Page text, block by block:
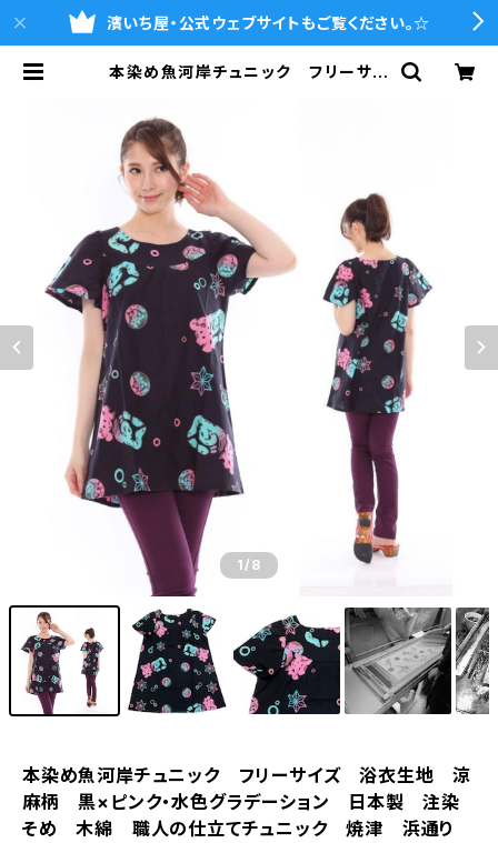
濱いち屋・公式ウェブサイトもご覧ください。☆
本染め魚河岸チュニック フリーサイ
め 木綿 職人の仕立てチュニック
焼津 浜通り 港町 | 魚河岸シャツ
の濱いち屋・通販サイト
1 /8
本染め魚河岸チュニック フリーサイズ 浴衣生地 涼
麻柄 黒×ピンク・水色グラデーション 日本製 注染
そめ 木綿 職人の仕立てチュニック 焼津 浜通り